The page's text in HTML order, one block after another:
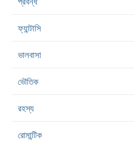
ফ্যান্টাসি
ভালবাসা
ভৌতিক
রহস্য
রোমান্টিক